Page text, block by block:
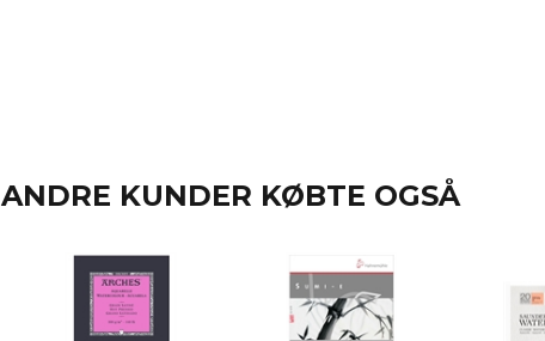
ANDRE KUNDER KØBTE OGSÅ